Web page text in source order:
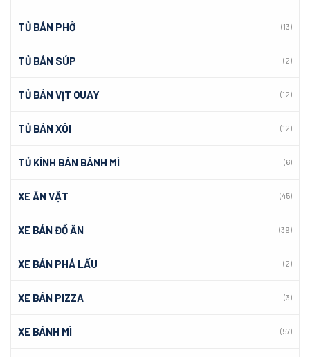
TỦ BÁN PHỞ (13)
TỦ BÁN SÚP (2)
TỦ BÁN VỊT QUAY (12)
TỦ BÁN XÔI (12)
TỦ KÍNH BÁN BÁNH MÌ (6)
XE ĂN VẶT (45)
XE BÁN ĐỒ ĂN (39)
XE BÁN PHÁ LẤU (2)
XE BÁN PIZZA (3)
XE BÁNH MÌ (57)